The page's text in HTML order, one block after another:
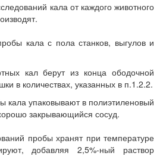
кала от каждого животного
кала с пола станков, выгулов и
кал берут из конца ободочной
в количествах, указанных в п.1.2.2.
кала упаковывают в полиэтиленовый
закрывающийся сосуд.
пробы хранят при температуре
добавляя 2,5%-ный раствор